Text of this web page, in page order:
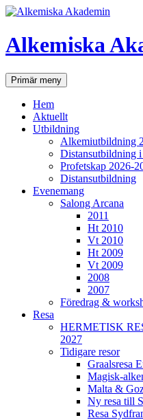
Hoppa
innehåll
Alkemiska
SökPrimär meny
Hem
Aktuellt
Utbildning
Alkemiutbildning
Distansutbildning i
Profetskap 2026-
Distansutbildning
Evenemang
Salong Arcana
2011
Ht 2010
Vt 2010
Ht 2009
Vt 2009
2008
2007
Föredrag &
Resa
HERMETISK
2027
Tidigare resor
Graalsresa
Magisk-
Malta &
Ny resa till
Resa